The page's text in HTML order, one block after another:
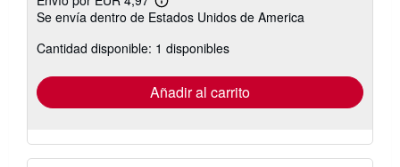
Más
información
las
tarifas
envío
Se envía dentro de Estados Unidos de America
Cantidad disponible: 1 disponibles
Añadir al carrito